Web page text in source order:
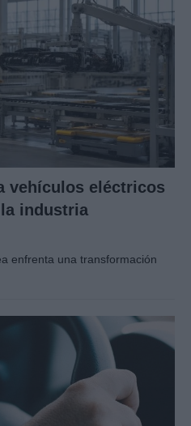
vehículos eléctricos
industria
enfrenta una transformación